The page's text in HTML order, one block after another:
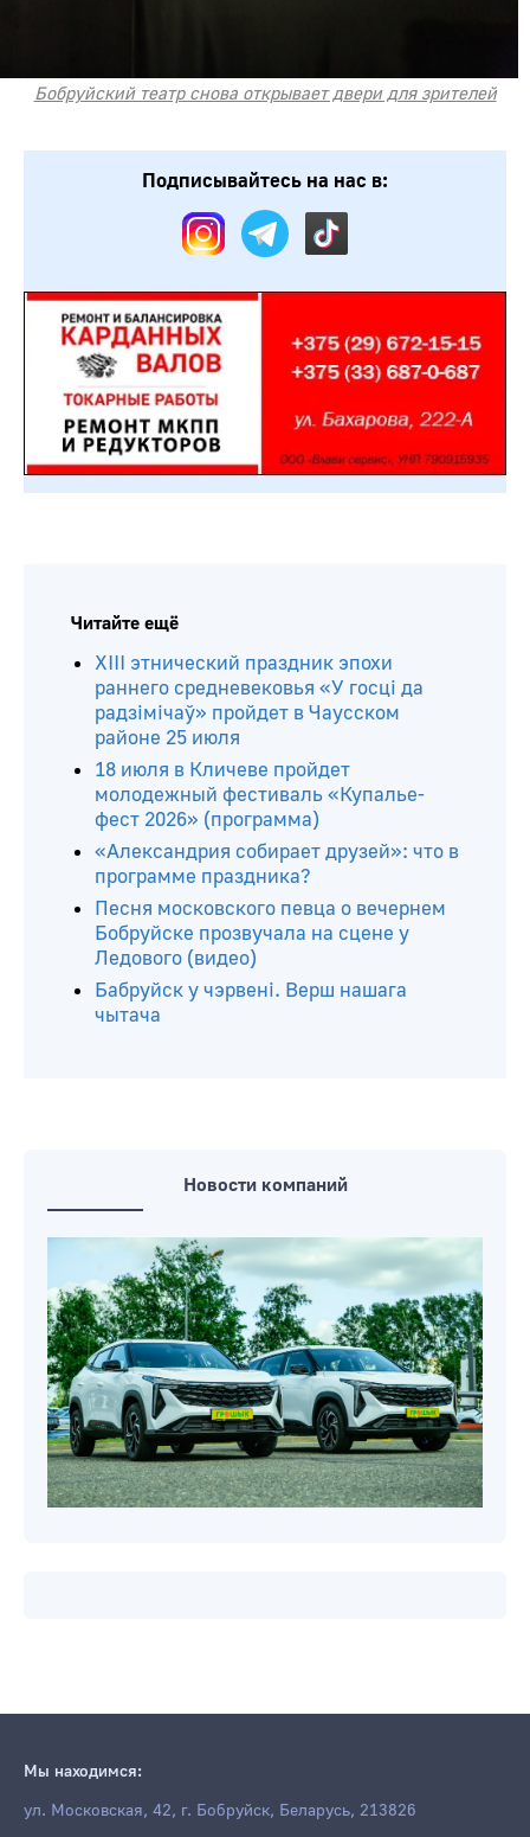
Бобруйский театр снова открывает двери для зрителей
Подписывайтесь на нас в:
Читайте ещё
ХIII этнический праздник эпохи
раннего средневековья «У госці да
радзімічаў» пройдет в Чаусском
районе 25 июля
18 июля в Кличеве пройдет
молодежный фестиваль «Купалье-
фест 2026» (программа)
«Александрия собирает друзей»: что в
программе праздника?
Песня московского певца о вечернем
Бобруйске прозвучала на сцене у
Ледового (видео)
Бабруйск у чэрвені. Верш нашага
чытача
Новости компаний
Мы находимся:
ул. Московская, 42, г. Бобруйск, Беларусь, 213826